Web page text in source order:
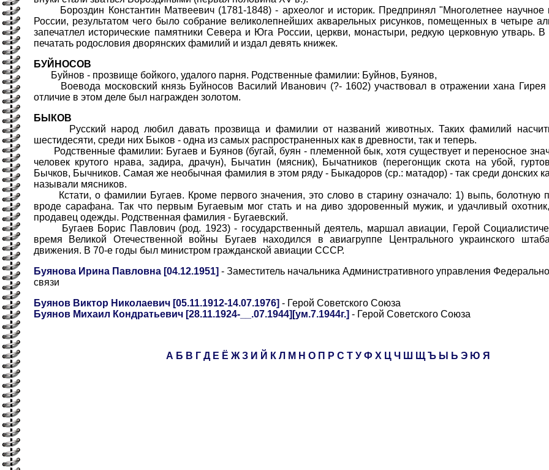
Бороздин Константин Матвеевич (1781-1848) - археолог и историк. Предпринял "Многолетнее научное
России, результатом чего было собрание великолепнейших акварельных рисунков, помещенных в четыре
запечатлел исторические памятники Севера и Юга России, церкви, монастыри, редкую церковную утварь. В
печатать родословия дворянских фамилий и издал девять книжек.
БУЙНОСОВ
Буйнов - прозвище бойкого, удалого парня. Родственные фамилии: Буйнов, Буянов,
Воевода московский князь Буйносов Василий Иванович (?- 1602) участвовал в отражении хана
отличие в этом деле был награжден золотом.
БЫКОВ
Русский народ любил давать прозвища и фамилии от названий животных. Таких фамилий
шестидесяти, среди них Быков - одна из самых распространенных как в древности, так и теперь.
Родственные фамилии: Бугаев и Буянов (бугай, буян - племенной бык, хотя существует и переносное
человек крутого нрава, задира, драчун), Бычатин (мясник), Бычатников (перегонщик скота на убой,
Бычков, Бычников. Самая же необычная фамилия в этом ряду - Быкадоров (ср.: матадор) - так среди донских
называли мясников.
Кстати, о фамилии Бугаев. Кроме первого значения, это слово в старину означало: 1) выпь, болотную
вроде сарафана. Так что первым Бугаевым мог стать и на диво здоровенный мужик, и удачливый
продавец одежды. Родственная фамилия - Бугаевский.
Бугаев Борис Павлович (род. 1923) - государственный деятель, маршал авиации, Герой
время Великой Отечественной войны Бугаев находился в авиагруппе Центрального украинского штаба
движения. В 70-е годы был министром гражданской авиации СССР.
Буянова Ирина Павловна [04.12.1951] - Заместитель начальника Административного управления
связи
Буянов Виктор Николаевич [05.11.1912-14.07.1976] - Герой Советского Союза
Буянов Михаил Кондратьевич [28.11.1924-__.07.1944][ум.7.1944г.] - Герой Советского Союза
А Б В Г Д Е Ё Ж З И Й К Л М Н О П Р С Т У Ф Х Ц Ч Ш Щ Ъ Ы Ь Э Ю Я